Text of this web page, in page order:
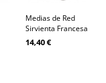
Medias de Red
Sirvienta Francesa
14,40 €